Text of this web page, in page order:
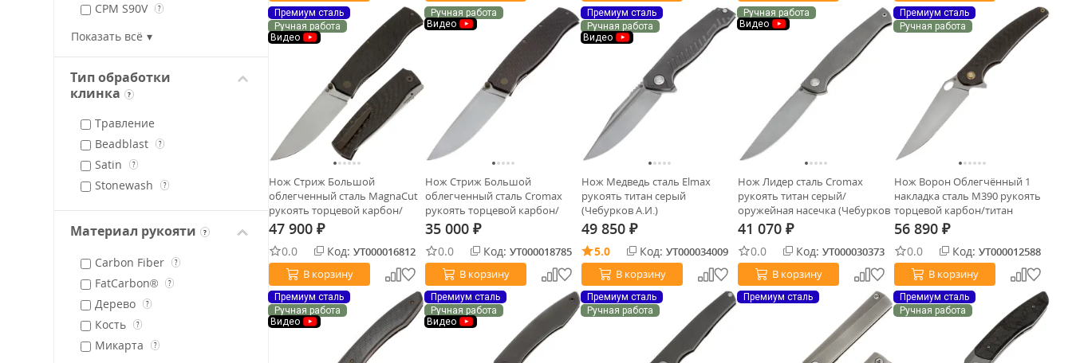
CPM S90V ?
Cromax PM
ZDI-1016
Х12МФ
Показать всё
Тип обработки
клинка
?
Травление
Beadblast
?
Satin ?
Stonewash ?
Материал рукояти ?
Carbon Fiber ?
FatCarbon® ?
Дерево ?
Кость ?
Микарта ?
Премиум сталь
Ручная работа
Видео
Нож Стриж Большой
облегченный сталь MagnaCut
рукоять торцевой карбон/
титан бронза (Чебурков А.И.)
47 900 ₽
0.0 Код: УТ000016812
В корзину
Ручная работа
Видео
Нож Стриж Большой
облегченный сталь Cromax
рукоять торцевой карбон/
титан бронза (Чебурков А.И.)
35 000 ₽
0.0 Код: УТ000018785
В корзину
Премиум сталь
Ручная работа
Видео
Нож Медведь сталь Elmax
рукоять титан серый
(Чебурков А.И.)
49 850 ₽
5.0 Код: УТ000034009
В корзину
Ручная работа
Видео
Нож Лидер сталь Cromax
рукоять титан серый/
оружейная насечка (Чебурков
А.И.)
41 070 ₽
0.0 Код: УТ000030373
В корзину
Премиум сталь
Ручная работа
Нож Ворон Облегчённый 1
накладка сталь M390 рукоять
торцевой карбон/титан
бронза (Чебурков А.И.)
56 890 ₽
0.0 Код: УТ000012588
В корзину
Премиум сталь
Ручная работа
Видео
Премиум сталь
Ручная работа
Видео
Премиум сталь
Ручная работа
Премиум сталь
Премиум сталь
Ручная работа